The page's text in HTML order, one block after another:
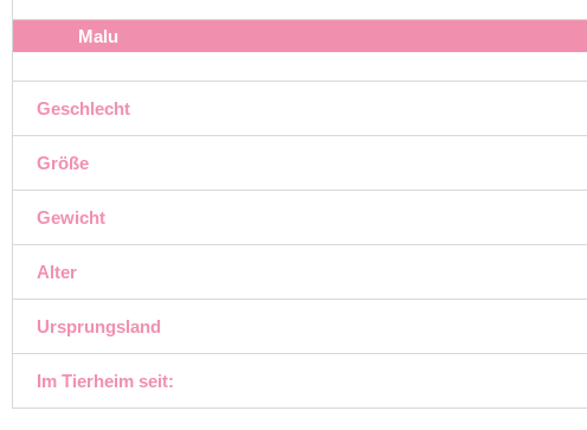
Malu
Geschlecht
Größe
Gewicht
Alter
Ursprungsland
Im Tierheim seit: